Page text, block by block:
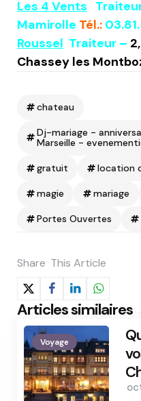
Les 4 Vents
Mamirolle Tél.:
Roussel Traiteur –
Chassey les
chateau
Dj-mariage -
Marseille -
gratuit location
magie mariage
Portes Ouvertes
Share This Article
Articles similaires
Voyage